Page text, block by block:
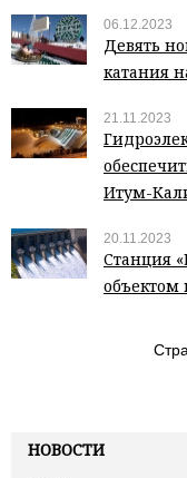
НОВОСТИ
06.12.2023
Девять
катания
21.11.2023
Итум-
20.11.2023
Станция
объектом